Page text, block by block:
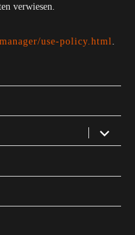
verwiesen.
use-policy.html.
öffnen